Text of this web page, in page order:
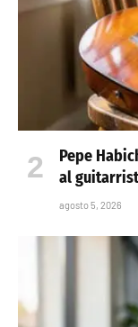
Pepe
al
agosto 5, 2026